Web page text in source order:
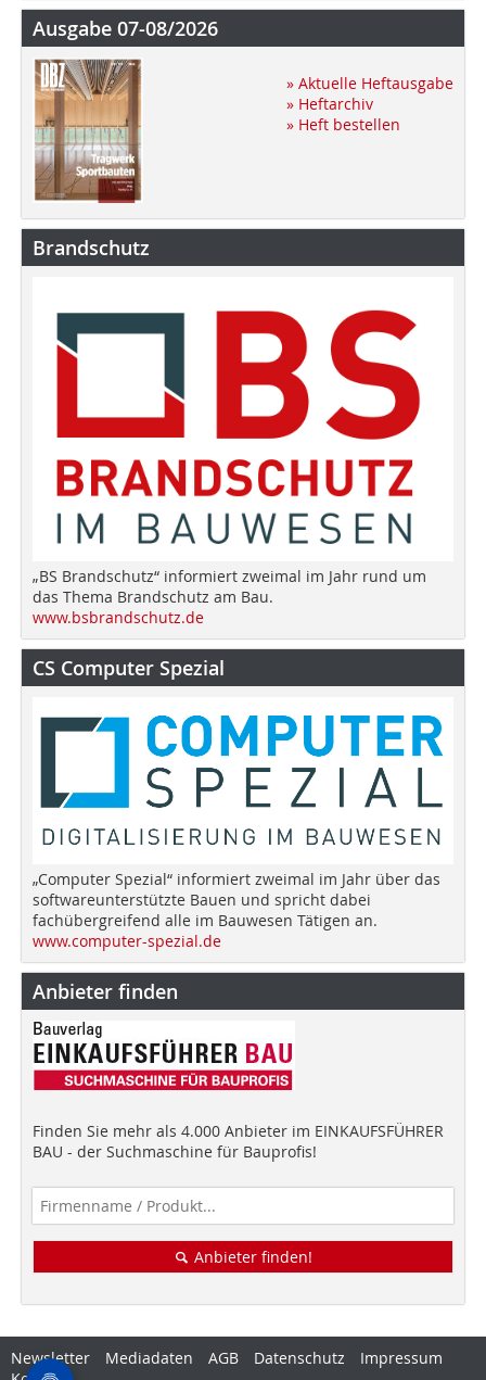
Ausgabe 07-08/2026
» Aktuelle Heftausgabe
» Heftarchiv
» Heft bestellen
Brandschutz
„BS Brandschutz“ informiert zweimal im Jahr rund um
das Thema Brandschutz am Bau.
www.bsbrandschutz.de
CS Computer Spezial
„Computer Spezial“ informiert zweimal im Jahr über das
softwareunterstützte Bauen und spricht dabei
fachübergreifend alle im Bauwesen Tätigen an.
www.computer-spezial.de
Anbieter finden
Finden Sie mehr als 4.000 Anbieter im EINKAUFSFÜHRER
BAU - der Suchmaschine für Bauprofis!
Anbieter finden!
Newsletter Mediadaten AGB Datenschutz
Impressum